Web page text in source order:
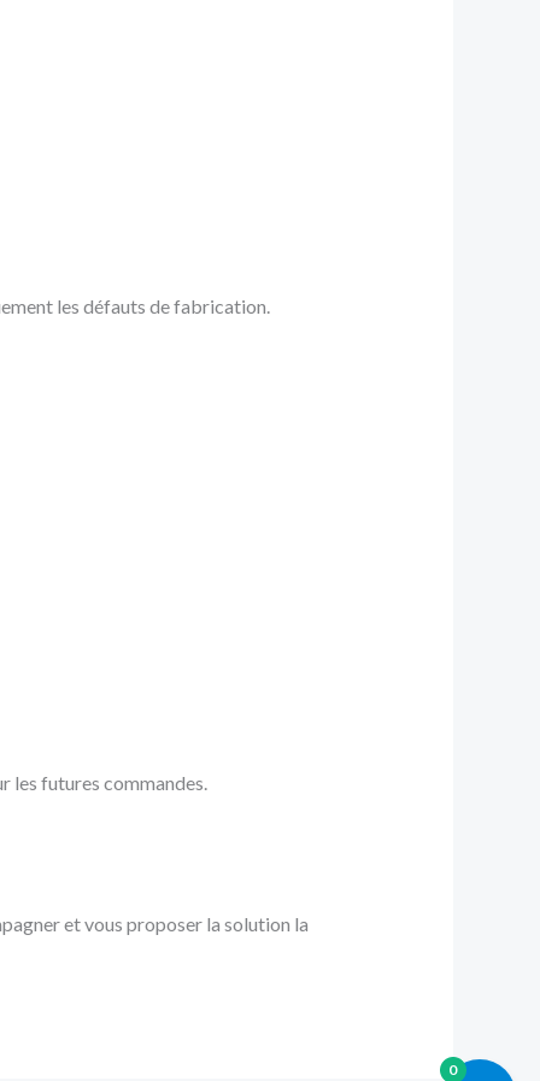
les défauts de fabrication.
futures commandes.
et vous proposer la solution la
0